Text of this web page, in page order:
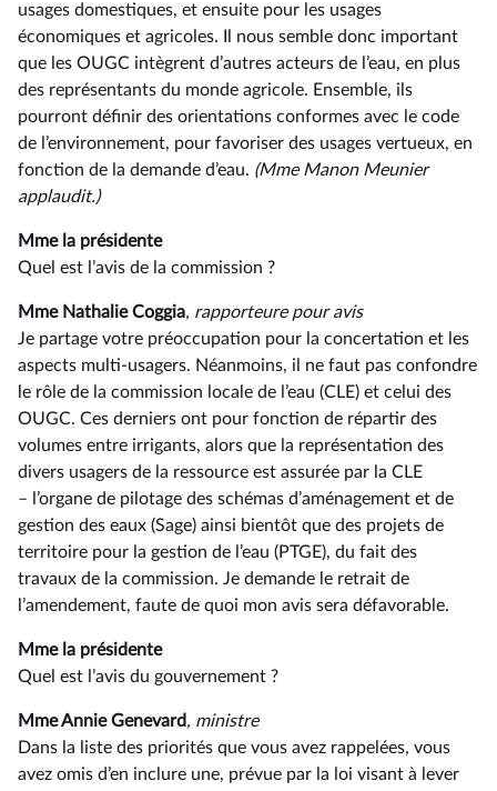
usages domestiques, et ensuite pour les usages
économiques et agricoles. Il nous semble donc important
que les OUGC intègrent d’autres acteurs de l’eau, en plus
des représentants du monde agricole. Ensemble, ils
pourront définir des orientations conformes avec le code
de l’environnement, pour favoriser des usages vertueux, en
fonction de la demande d’eau. (Mme ManonMeunier
applaudit.)
Mme la présidente
Quel est l’avis de la commission ?
Mme Nathalie Coggia, rapporteure pour avis
Je partage votre préoccupation pour la concertation et les
aspects multi-usagers. Néanmoins, il ne faut pas confondre
le rôle de la commission locale de l’eau (CLE) et celui des
OUGC. Ces derniers ont pour fonction de répartir des
volumes entre irrigants, alors que la représentation des
divers usagers de la ressource est assurée par la CLE
–⁠ l’organe de pilotage des schémas d’aménagement et de
gestion des eaux (Sage) ainsi bientôt que des projets de
territoire pour la gestion de l’eau (PTGE), du fait des
travaux de la commission. Je demande le retrait de
l’amendement, faute de quoi mon avis sera défavorable.
Mme la présidente
Quel est l’avis du gouvernement ?
Mme Annie Genevard, ministre
Dans la liste des priorités que vous avez rappelées, vous
avez omis d’en inclure une, prévue par la loi visant à lever